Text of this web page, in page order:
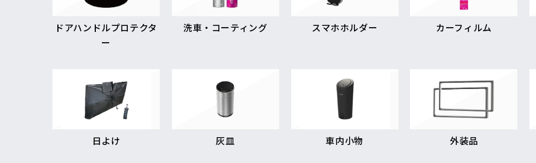
ドアハンドルプロテクタ
ー
洗車・コーティング スマホホルダー カーフィルム
日よけ 灰皿 車内小物 外装品